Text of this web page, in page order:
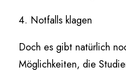
4. Notfalls klagen
Doch es gibt natürlich
Möglichkeiten, die